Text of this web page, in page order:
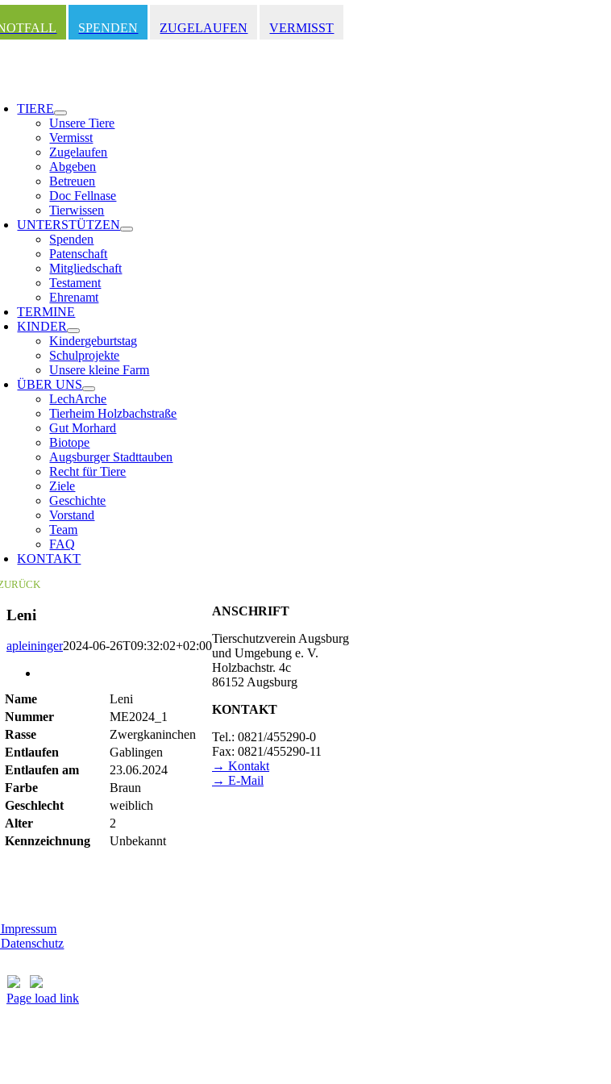
Inhalt
springen
SPENDEN ZUGELAUFEN VERMISST
TIERE
Unsere Tiere
Vermisst
Zugelaufen
Abgeben
Betreuen
Doc Fellnase
Tierwissen
UNTERSTÜTZEN
Spenden
Patenschaft
Mitgliedschaft
Testament
Ehrenamt
TERMINE
KINDER
Kindergeburtstag
Schulprojekte
Unsere kleine Farm
ÜBER UNS
LechArche
Tierheim Holzbachstraße
Gut Morhard
Biotope
Augsburger Stadttauben
Recht für Tiere
Ziele
Geschichte
Vorstand
Team
FAQ
KONTAKT
Leni
apleininger2024-06-26T09:32:02+02:00
Name
Leni
Nummer
ME2024_1
Rasse
Zwergkaninchen
Entlaufen
Gablingen
Entlaufen am
23.06.2024
Farbe
Braun
Geschlecht
weiblich
Alter
2
Kennzeichnung
Unbekannt
ANSCHRIFT
Tierschutzverein Augsburg
und Umgebung e. V.
Holzbachstr. 4c
86152 Augsburg
KONTAKT
Tel.: 0821/455290-0
Fax: 0821/455290-11
→ Kontakt
→ E-Mail
Page load link